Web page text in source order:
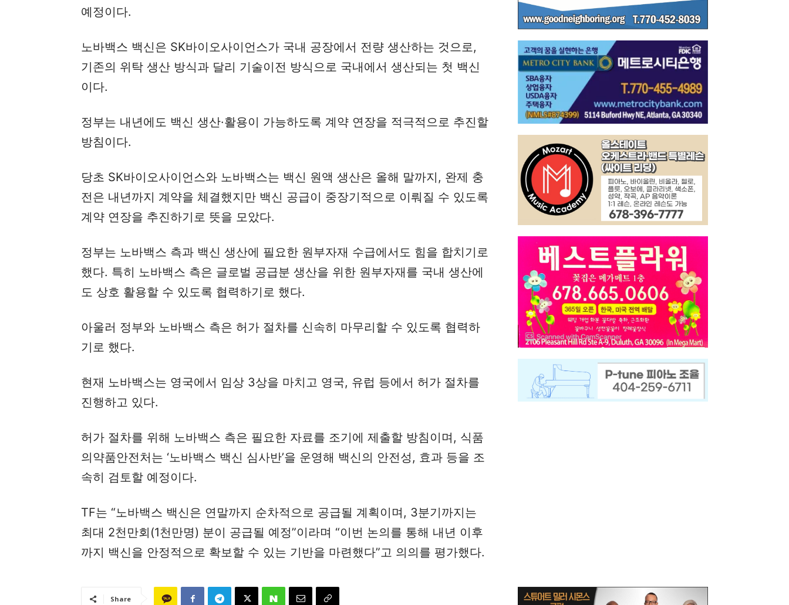
예정이다.
노바백스 백신은 SK바이오사이언스가 국내 공장에서 전량 생산하는 것으로,
기존의 위탁 생산 방식과 달리 기술이전 방식으로 국내에서 생산되는 첫 백신
이다.
정부는 내년에도 백신 생산·활용이 가능하도록 계약 연장을 적극적으로 추진할
방침이다.
당초 SK바이오사이언스와 노바백스는 백신 원액 생산은 올해 말까지, 완제 충
전은 내년까지 계약을 체결했지만 백신 공급이 중장기적으로 이뤄질 수 있도록
계약 연장을 추진하기로 뜻을 모았다.
정부는 노바백스 측과 백신 생산에 필요한 원부자재 수급에서도 힘을 합치기로
했다. 특히 노바백스 측은 글로벌 공급분 생산을 위한 원부자재를 국내 생산에
도 상호 활용할 수 있도록 협력하기로 했다.
아울러 정부와 노바백스 측은 허가 절차를 신속히 마무리할 수 있도록 협력하
기로 했다.
현재 노바백스는 영국에서 임상 3상을 마치고 영국, 유럽 등에서 허가 절차를
진행하고 있다.
허가 절차를 위해 노바백스 측은 필요한 자료를 조기에 제출할 방침이며, 식품
의약품안전처는 ‘노바백스 백신 심사반’을 운영해 백신의 안전성, 효과 등을 조
속히 검토할 예정이다.
TF는 “노바백스 백신은 연말까지 순차적으로 공급될 계획이며, 3분기까지는
최대 2천만회(1천만명) 분이 공급될 예정”이라며 “이번 논의를 통해 내년 이후
까지 백신을 안정적으로 확보할 수 있는 기반을 마련했다”고 의의를 평가했다.
Share